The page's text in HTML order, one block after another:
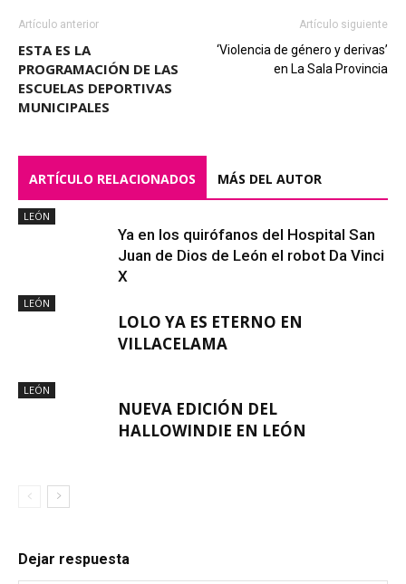
Artículo anterior
ESTA ES LA
PROGRAMACIÓN DE LAS
ESCUELAS DEPORTIVAS
MUNICIPALES
Artículo siguiente
‘Violencia de género y derivas’
en La Sala Provincia
ARTÍCULO RELACIONADOS MÁS DEL AUTOR
LEÓN
Ya en los quirófanos del Hospital San
Juan de Dios de León el robot Da Vinci
X
LEÓN
LOLO YA ES ETERNO EN
VILLACELAMA
LEÓN
NUEVA EDICIÓN DEL
HALLOWINDIE EN LEÓN
Dejar respuesta